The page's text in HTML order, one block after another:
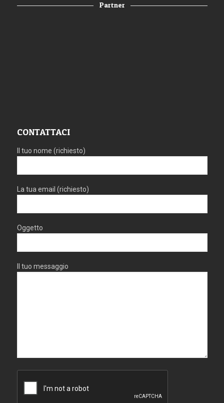
Partner
CONTATTACI
Il tuo nome (richiesto)
La tua email (richiesto)
Oggetto
Il tuo messaggio